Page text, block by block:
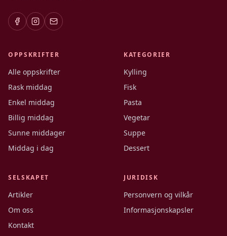
OPPSKRIFTER
Alle oppskrifter
Rask middag
Enkel middag
Billig middag
Sunne middager
Middag i dag
KATEGORIER
Kylling
Fisk
Pasta
Vegetar
Suppe
Dessert
SELSKAPET
Artikler
Om oss
Kontakt
JURIDISK
Personvern og vilkår
Informasjonskapsler